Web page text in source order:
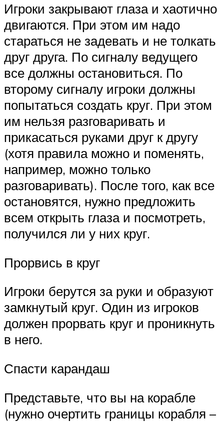
Игроки закрывают глаза и хаотично
двигаются. При этом им надо
стараться не задевать и не толкать
друг друга. По сигналу ведущего
все должны остановиться. По
второму сигналу игроки должны
попытаться создать круг. При этом
им нельзя разговаривать и
прикасаться руками друг к другу
(хотя правила можно и поменять,
например, можно только
разговаривать). После того, как все
остановятся, нужно предложить
всем открыть глаза и посмотреть,
получился ли у них круг.
Прорвись в круг
Игроки берутся за руки и образуют
замкнутый круг. Один из игроков
должен прорвать круг и проникнуть
в него.
Спасти карандаш
Представьте, что вы на корабле
(нужно очертить границы корабля –